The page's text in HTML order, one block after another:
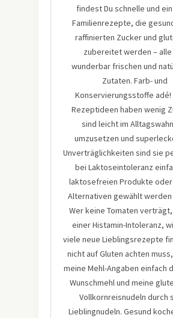
findest Du schnelle und
Familienrezepte, die
raffinierten Zucker und
zubereitet werden – alle
wunderbar frischen und
Zutaten. Farb- und
Konservierungsstoffe adé!
Rezeptideen haben wenig
sind leicht im
umzusetzen und
Unverträglichkeiten sind sie
bei Laktoseintoleranz
laktosefreien Produkte
Alternativen gewählt werden
Wer keine Tomaten verträgt,
einer Histamin-Intoleranz,
viele neue Lieblingsrezepte
nicht auf Gluten achten
meine Mehl-Angaben einfach
Wunschmehl und meine
Vollkornreisnudeln durch
Lieblingnudeln. Gesund